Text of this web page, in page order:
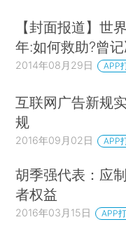
【封面报道】世
年:如何救助?曾
2014年08月29日 APP
互联网广告新规
规
2016年09月02日 APP
胡季强代表：应
者权益
2016年03月15日 APP